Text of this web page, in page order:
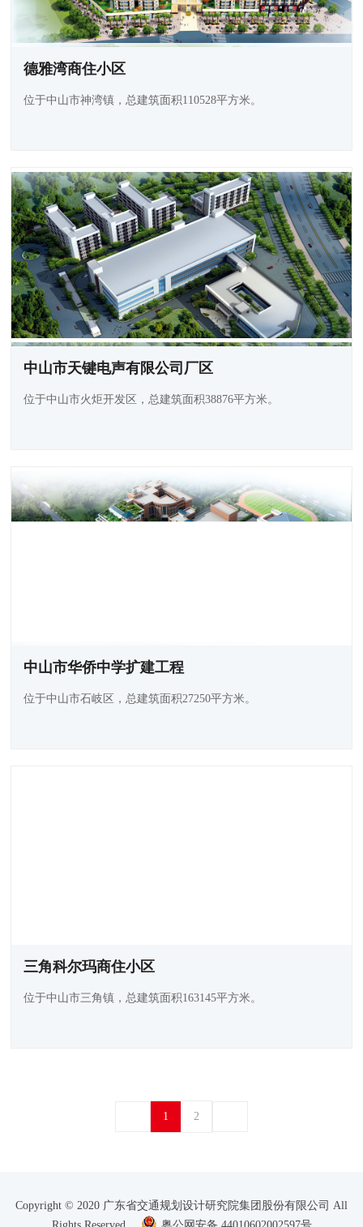
德雅湾商住小区
位于中山市神湾镇，总建筑面积110528平方米。
中山市天键电声有限公司厂区
位于中山市火炬开发区，总建筑面积38876平方米。
中山市华侨中学扩建工程
位于中山市石岐区，总建筑面积27250平方米。
三角科尔玛商住小区
位于中山市三角镇，总建筑面积163145平方米。
1 2
Copyright © 2020 广东省交通规划设计研究院集团股份有限公司 All